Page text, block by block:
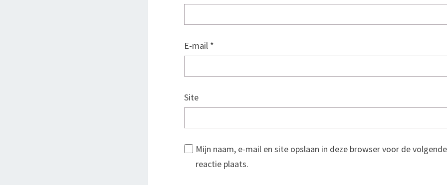
E-mail *
Site
Mijn naam, e-mail en site opslaan in deze browser voor de
reactie plaats.